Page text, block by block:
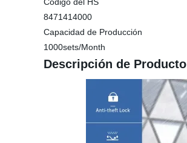
8471414000
Capacidad de Producción
1000sets/Month
Descripción de Producto